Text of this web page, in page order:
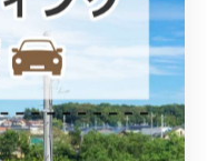
大のメリットは、仕
プロの業者は、豊富
、フィルムを均一に
ぐための細かな作業